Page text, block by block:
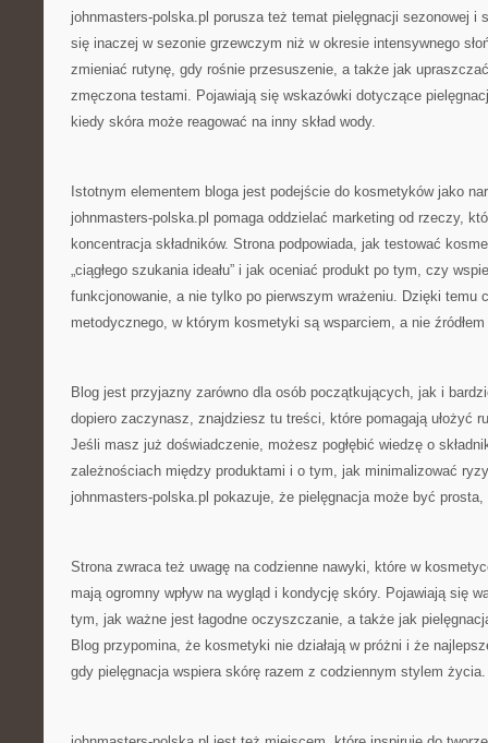
johnmasters-polska.pl porusza też temat pielęgnacji sezonowej i
się inaczej w sezonie grzewczym niż w okresie intensywnego
zmieniać rutynę, gdy rośnie przesuszenie, a także jak
zmęczona testami. Pojawiają się wskazówki dotyczące
kiedy skóra może reagować na inny skład wody.
Istotnym elementem bloga jest podejście do kosmetyków jako
johnmasters-polska.pl pomaga oddzielać marketing od rzeczy,
koncentracja składników. Strona podpowiada, jak testować
„ciągłego szukania ideału” i jak oceniać produkt po tym, czy
funkcjonowanie, a nie tylko po pierwszym wrażeniu. Dzięki temu
metodycznego, w którym kosmetyki są wsparciem, a nie
Blog jest przyjazny zarówno dla osób początkujących, jak i
dopiero zaczynasz, znajdziesz tu treści, które pomagają ułożyć
Jeśli masz już doświadczenie, możesz pogłębić wiedzę o
zależnościach między produktami i o tym, jak minimalizować
johnmasters-polska.pl pokazuje, że pielęgnacja może być
Strona zwraca też uwagę na codzienne nawyki, które w
mają ogromny wpływ na wygląd i kondycję skóry. Pojawiają się
tym, jak ważne jest łagodne oczyszczanie, a także jak
Blog przypomina, że kosmetyki nie działają w próżni i że
gdy pielęgnacja wspiera skórę razem z codziennym stylem życia.